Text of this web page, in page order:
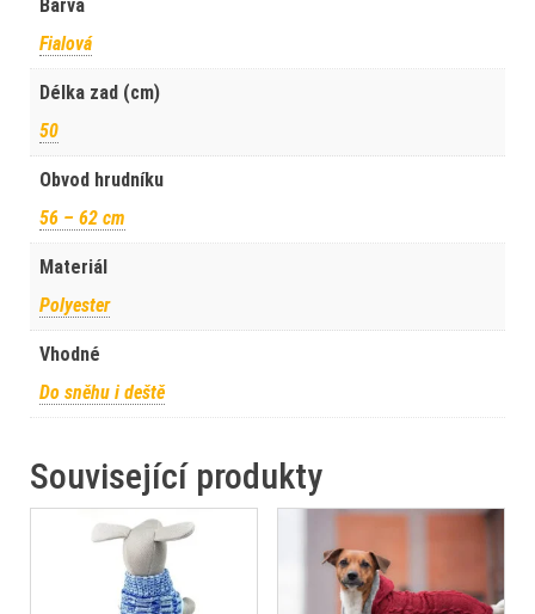
Barva
Fialová
Délka zad (cm)
50
Obvod hrudníku
56 – 62 cm
Materiál
Polyester
Vhodné
Do sněhu i deště
Související produkty